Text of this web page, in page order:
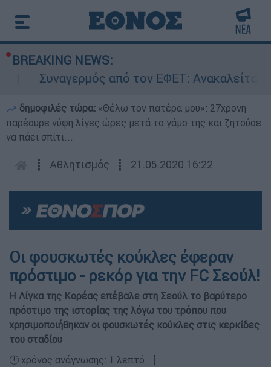
BREAKING NEWS:
Συναγερμός από τον ΕΦΕΤ: Ανακαλείται
δημοφιλές τώρα: «Θέλω τον πατέρα μου»: 27χρονη
παρέσυρε νύφη λίγες ώρες μετά το γάμο της και ζητούσε
να πάει σπίτι...
┋ Αθλητισμός ┋ 21.05.2020 16:22
Οι φουσκωτές κούκλες έφεραν
πρόστιμο - ρεκόρ για την FC Σεούλ!
Η Λίγκα της Κορέας επέβαλε στη Σεούλ το βαρύτερο
πρόστιμο της ιστορίας της λόγω του τρόπου που
χρησιμοποιήθηκαν οι φουσκωτές κούκλες στις κερκίδες
του σταδίου
🕛 χρόνος ανάγνωσης: 1 λεπτό ┋